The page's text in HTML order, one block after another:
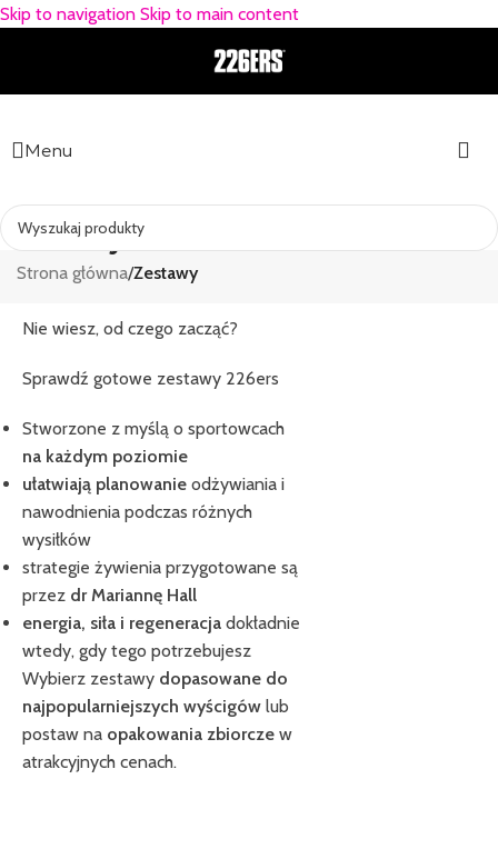
Skip to navigation Skip to main content
Menu
Zestawy
Strona główna/Zestawy
Nie wiesz, od czego zacząć?
Sprawdź gotowe zestawy 226ers
Stworzone z myślą o sportowcach
na każdym poziomie
ułatwiają planowanie odżywiania i
nawodnienia podczas różnych
wysiłków
strategie żywienia przygotowane są
przez dr Mariannę Hall
energia, siła i regeneracja dokładnie
wtedy, gdy tego potrzebujesz
Wybierz zestawy dopasowane do
najpopularniejszych wyścigów lub
postaw na opakowania zbiorcze w
atrakcyjnych cenach.